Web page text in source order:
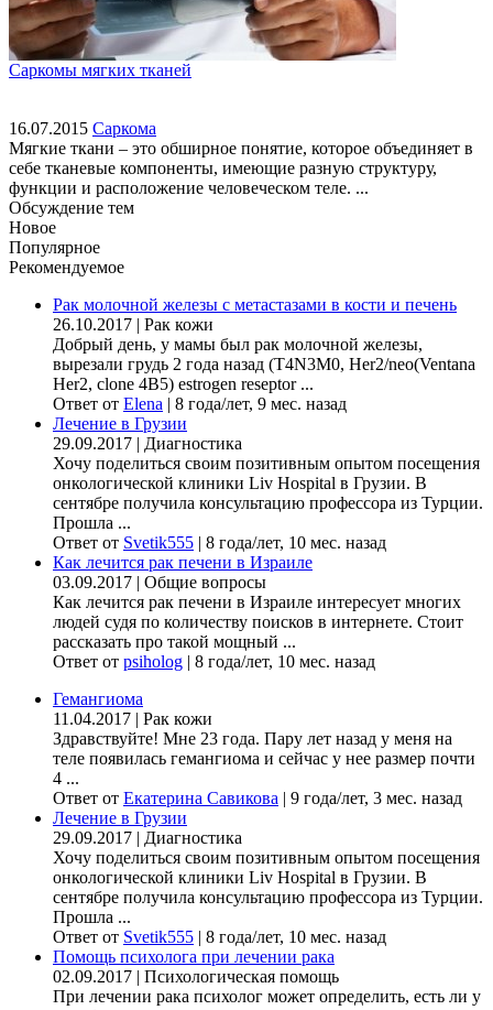
Саркомы мягких тканей
16.07.2015 Саркома
Мягкие ткани – это обширное понятие, которое объединяет в
себе тканевые компоненты, имеющие разную структуру,
функции и расположение человеческом теле. ...
Обсуждение тем
Новое
Популярное
Рекомендуемое
Рак молочной железы с метастазами в кости и печень
26.10.2017 | Рак кожи
Добрый день, у мамы был рак молочной железы,
вырезали грудь 2 года назад (Т4N3M0, Her2/neo(Ventana
Her2, clone 4B5) estrogen reseptor ...
Ответ от Elena | 8 года/лет, 9 мес. назад
Лечение в Грузии
29.09.2017 | Диагностика
Хочу поделиться своим позитивным опытом посещения
онкологической клиники Liv Hospital в Грузии. В
сентябре получила консультацию профессора из Турции.
Прошла ...
Ответ от Svetik555 | 8 года/лет, 10 мес. назад
Как лечится рак печени в Израиле
03.09.2017 | Общие вопросы
Как лечится рак печени в Израиле интересует многих
людей судя по количеству поисков в интернете. Стоит
рассказать про такой мощный ...
Ответ от psiholog | 8 года/лет, 10 мес. назад
Гемангиома
11.04.2017 | Рак кожи
Здравствуйте! Мне 23 года. Пару лет назад у меня на
теле появилась гемангиома и сейчас у нее размер почти
4 ...
Ответ от Екатерина Савикова | 9 года/лет, 3 мес. назад
Лечение в Грузии
29.09.2017 | Диагностика
Хочу поделиться своим позитивным опытом посещения
онкологической клиники Liv Hospital в Грузии. В
сентябре получила консультацию профессора из Турции.
Прошла ...
Ответ от Svetik555 | 8 года/лет, 10 мес. назад
Помощь психолога при лечении рака
02.09.2017 | Психологическая помощь
При лечении рака психолог может определить, есть ли у